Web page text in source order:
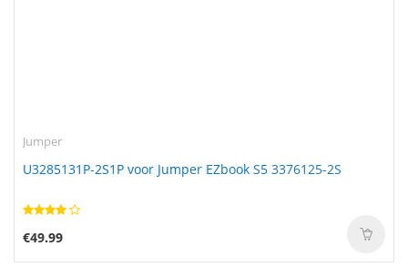
Jumper
U3285131P-2S1P voor Jumper EZbook S5 3376125-2S
€49.99